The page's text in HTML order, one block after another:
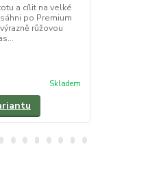
a cílit na velké
po Premium
růžovou
Skladem